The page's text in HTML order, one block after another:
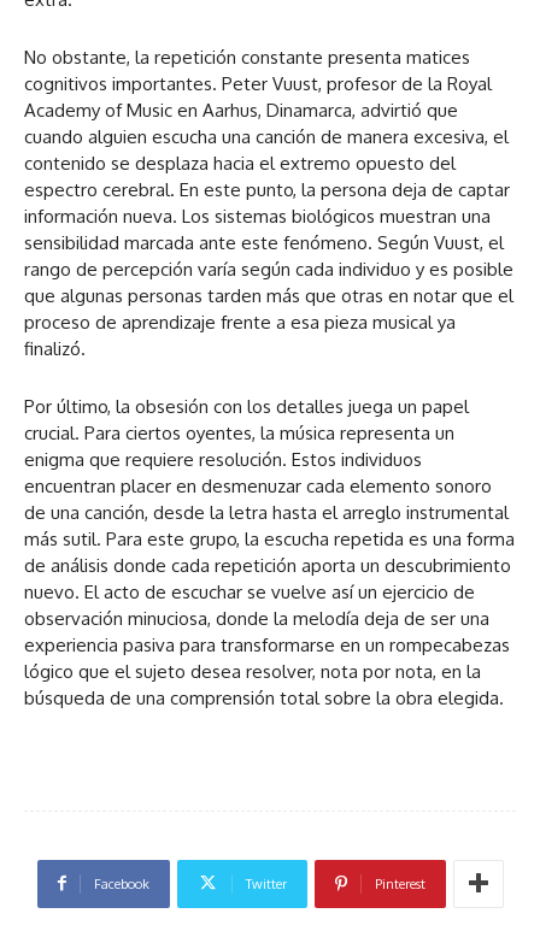
No obstante, la repetición constante presenta matices
cognitivos importantes. Peter Vuust, profesor de la Royal
Academy of Music en Aarhus, Dinamarca, advirtió que
cuando alguien escucha una canción de manera excesiva, el
contenido se desplaza hacia el extremo opuesto del
espectro cerebral. En este punto, la persona deja de captar
información nueva. Los sistemas biológicos muestran una
sensibilidad marcada ante este fenómeno. Según Vuust, el
rango de percepción varía según cada individuo y es posible
que algunas personas tarden más que otras en notar que el
proceso de aprendizaje frente a esa pieza musical ya
finalizó.
Por último, la obsesión con los detalles juega un papel
crucial. Para ciertos oyentes, la música representa un
enigma que requiere resolución. Estos individuos
encuentran placer en desmenuzar cada elemento sonoro
de una canción, desde la letra hasta el arreglo instrumental
más sutil. Para este grupo, la escucha repetida es una forma
de análisis donde cada repetición aporta un descubrimiento
nuevo. El acto de escuchar se vuelve así un ejercicio de
observación minuciosa, donde la melodía deja de ser una
experiencia pasiva para transformarse en un rompecabezas
lógico que el sujeto desea resolver, nota por nota, en la
búsqueda de una comprensión total sobre la obra elegida.
Facebook Twitter Pinterest